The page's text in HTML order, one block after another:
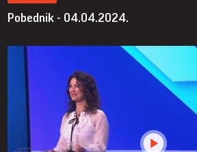
Pobednik - 04.04.2024.